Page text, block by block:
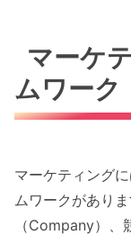
マーケ
ムワーク
マーケティングに
ムワークがあり
（Company）